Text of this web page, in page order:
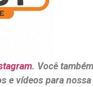
. Você
e vídeos para nossa